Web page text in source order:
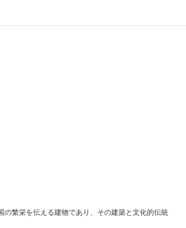
繁栄を伝える建物であり、その建築と文化的伝統